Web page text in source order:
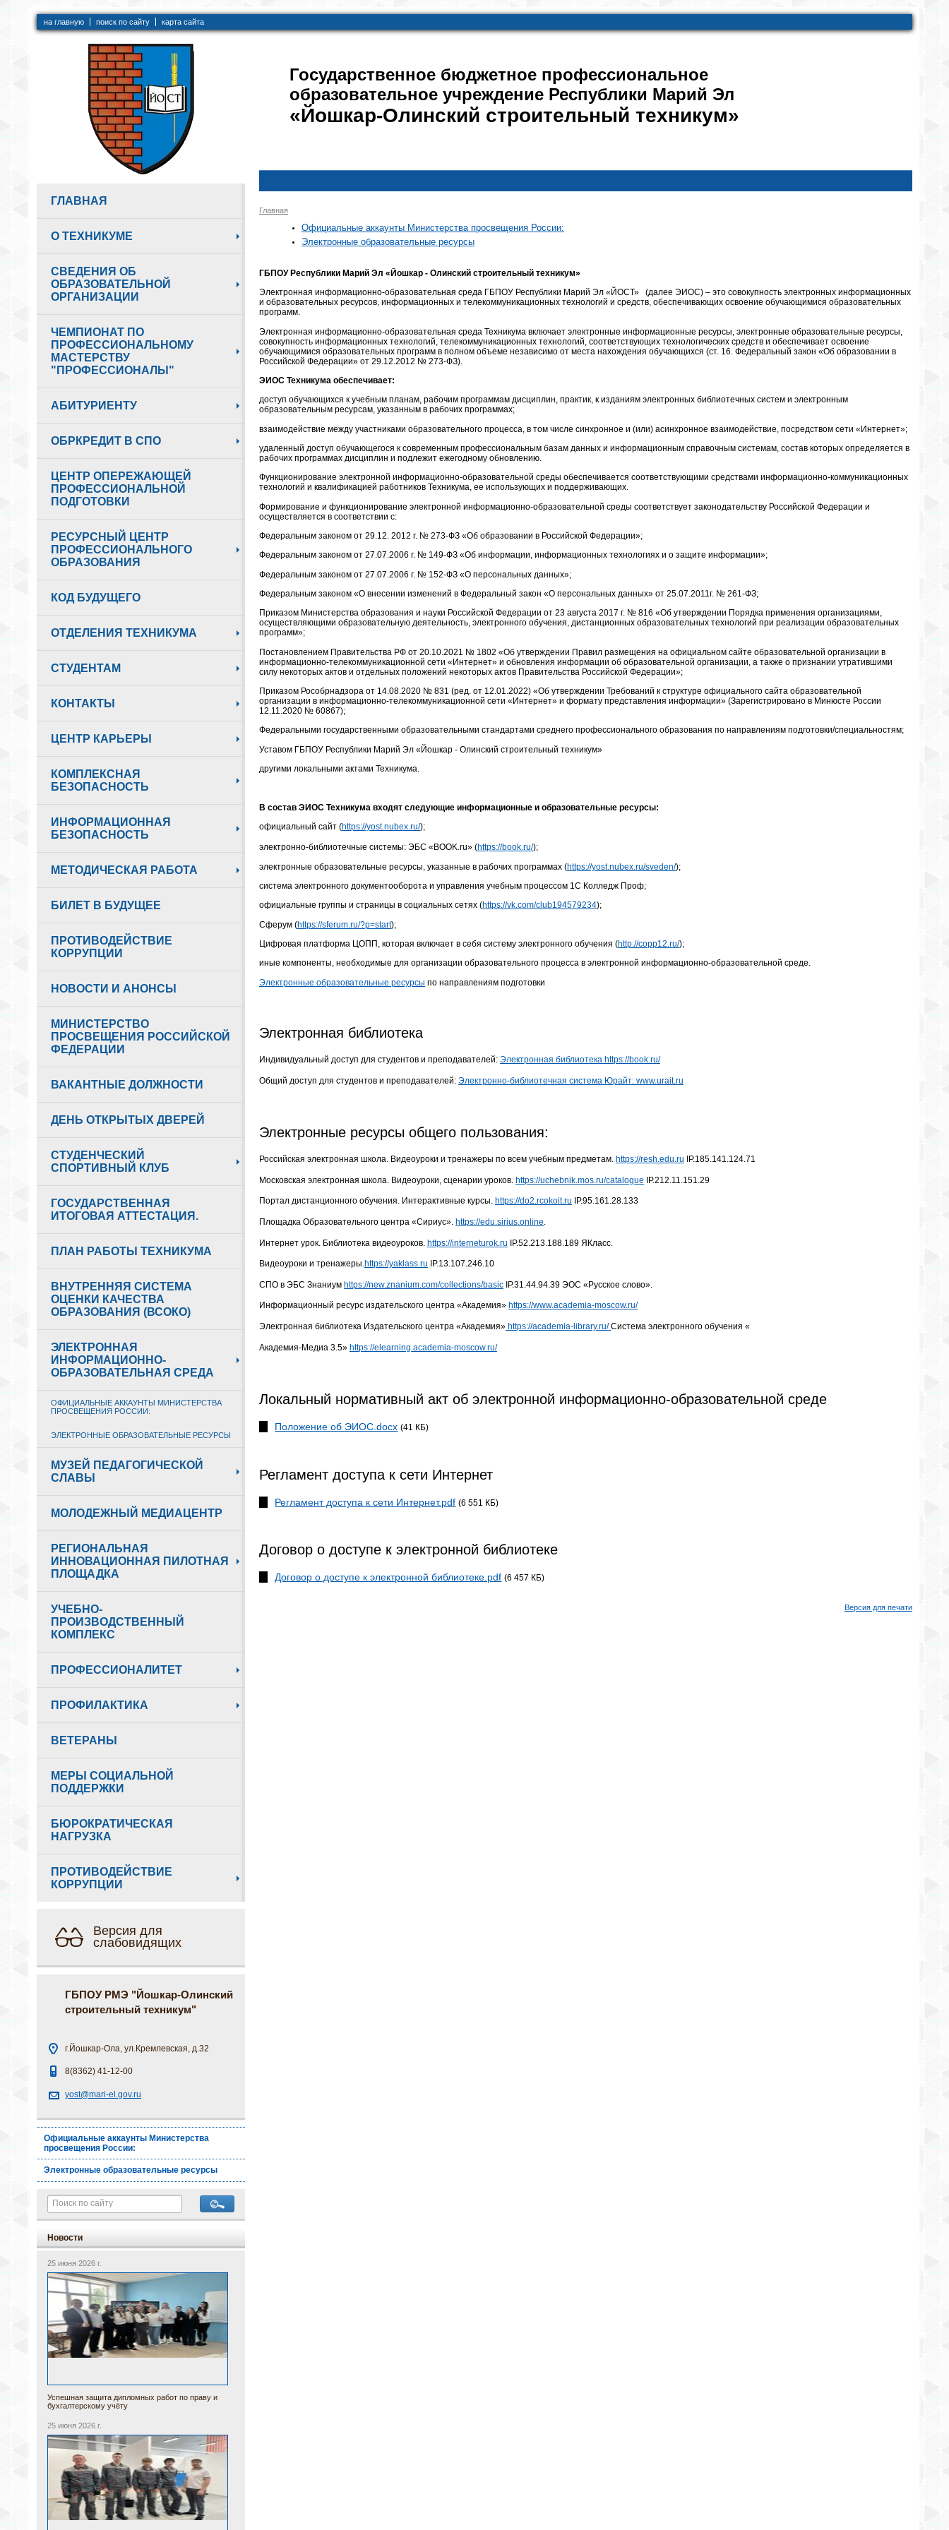
на главную поиск по сайту карта сайта
ГЛАВНАЯ
О ТЕХНИКУМЕ
СВЕДЕНИЯ ОБ
ОБРАЗОВАТЕЛЬНОЙ
ОРГАНИЗАЦИИ
ЧЕМПИОНАТ ПО
ПРОФЕССИОНАЛЬНОМУ
МАСТЕРСТВУ
"ПРОФЕССИОНАЛЫ"
АБИТУРИЕНТУ
ОБРКРЕДИТ В СПО
ЦЕНТР ОПЕРЕЖАЮЩЕЙ
ПРОФЕССИОНАЛЬНОЙ
ПОДГОТОВКИ
РЕСУРСНЫЙ ЦЕНТР
ПРОФЕССИОНАЛЬНОГО
ОБРАЗОВАНИЯ
КОД БУДУЩЕГО
ОТДЕЛЕНИЯ ТЕХНИКУМА
СТУДЕНТАМ
КОНТАКТЫ
ЦЕНТР КАРЬЕРЫ
КОМПЛЕКСНАЯ
БЕЗОПАСНОСТЬ
ИНФОРМАЦИОННАЯ
БЕЗОПАСНОСТЬ
МЕТОДИЧЕСКАЯ РАБОТА
БИЛЕТ В БУДУЩЕЕ
ПРОТИВОДЕЙСТВИЕ
КОРРУПЦИИ
НОВОСТИ И АНОНСЫ
МИНИСТЕРСТВО
ПРОСВЕЩЕНИЯ РОССИЙСКОЙ
ФЕДЕРАЦИИ
ВАКАНТНЫЕ ДОЛЖНОСТИ
ДЕНЬ ОТКРЫТЫХ ДВЕРЕЙ
СТУДЕНЧЕСКИЙ
СПОРТИВНЫЙ КЛУБ
ГОСУДАРСТВЕННАЯ
ИТОГОВАЯ АТТЕСТАЦИЯ.
ПЛАН РАБОТЫ ТЕХНИКУМА
ВНУТРЕННЯЯ СИСТЕМА
ОЦЕНКИ КАЧЕСТВА
ОБРАЗОВАНИЯ (ВСОКО)
ЭЛЕКТРОННАЯ
ИНФОРМАЦИОННО-
ОБРАЗОВАТЕЛЬНАЯ СРЕДА
ОФИЦИАЛЬНЫЕ АККАУНТЫ МИНИСТЕРСТВА
ПРОСВЕЩЕНИЯ РОССИИ:
ЭЛЕКТРОННЫЕ ОБРАЗОВАТЕЛЬНЫЕ РЕСУРСЫ
МУЗЕЙ ПЕДАГОГИЧЕСКОЙ
СЛАВЫ
МОЛОДЕЖНЫЙ МЕДИАЦЕНТР
РЕГИОНАЛЬНАЯ
ИННОВАЦИОННАЯ ПИЛОТНАЯ
ПЛОЩАДКА
УЧЕБНО-
ПРОИЗВОДСТВЕННЫЙ
КОМПЛЕКС
ПРОФЕССИОНАЛИТЕТ
ПРОФИЛАКТИКА
ВЕТЕРАНЫ
МЕРЫ СОЦИАЛЬНОЙ
ПОДДЕРЖКИ
БЮРОКРАТИЧЕСКАЯ
НАГРУЗКА
ПРОТИВОДЕЙСТВИЕ
КОРРУПЦИИ
Версия для
слабовидящих
ГБПОУ РМЭ "Йошкар-Олинский
строительный техникум"
г.Йошкар-Ола, ул.Кремлевская, д.32
8(8362) 41-12-00
yost@mari-el.gov.ru
Официальные аккаунты Министерства
просвещения России:
Электронные образовательные ресурсы
Новости
25 июня 2026 г.
Успешная защита дипломных работ по праву и
бухгалтерскому учёту
25 июня 2026 г.
Государственное бюджетное профессиональное
образовательное учреждение Республики Марий Эл
«Йошкар-Олинский строительный техникум»
Главная
Официальные аккаунты Министерства просвещения России:
Электронные образовательные ресурсы
ГБПОУ Республики Марий Эл «Йошкар - Олинский строительный техникум»
Электронная информационно-образовательная среда ГБПОУ Республики Марий Эл «ЙОСТ» (далее ЭИОС) – это совокупность электронных информационных
и образовательных ресурсов, информационных и телекоммуникационных технологий и средств, обеспечивающих освоение обучающимися образовательных
программ.
Электронная информационно-образовательная среда Техникума включает электронные информационные ресурсы, электронные образовательные ресурсы,
совокупность информационных технологий, телекоммуникационных технологий, соответствующих технологических средств и обеспечивает освоение
обучающимися образовательных программ в полном объеме независимо от места нахождения обучающихся (ст. 16. Федеральный закон «Об образовании в
Российской Федерации» от 29.12.2012 № 273-ФЗ).
ЭИОС Техникума обеспечивает:
доступ обучающихся к учебным планам, рабочим программам дисциплин, практик, к изданиям электронных библиотечных систем и электронным
образовательным ресурсам, указанным в рабочих программах;
взаимодействие между участниками образовательного процесса, в том числе синхронное и (или) асинхронное взаимодействие, посредством сети «Интернет»;
удаленный доступ обучающегося к современным профессиональным базам данных и информационным справочным системам, состав которых определяется в
рабочих программах дисциплин и подлежит ежегодному обновлению.
Функционирование электронной информационно-образовательной среды обеспечивается соответствующими средствами информационно-коммуникационных
технологий и квалификацией работников Техникума, ее использующих и поддерживающих.
Формирование и функционирование электронной информационно-образовательной среды соответствует законодательству Российской Федерации и
осуществляется в соответствии с:
Федеральным законом от 29.12. 2012 г. № 273-ФЗ «Об образовании в Российской Федерации»;
Федеральным законом от 27.07.2006 г. № 149-ФЗ «Об информации, информационных технологиях и о защите информации»;
Федеральным законом от 27.07.2006 г. № 152-ФЗ «О персональных данных»;
Федеральным законом «О внесении изменений в Федеральный закон «О персональных данных» от 25.07.2011г. № 261-ФЗ;
Приказом Министерства образования и науки Российской Федерации от 23 августа 2017 г. № 816 «Об утверждении Порядка применения организациями,
осуществляющими образовательную деятельность, электронного обучения, дистанционных образовательных технологий при реализации образовательных
программ»;
Постановлением Правительства РФ от 20.10.2021 № 1802 «Об утверждении Правил размещения на официальном сайте образовательной организации в
информационно-телекоммуникационной сети «Интернет» и обновления информации об образовательной организации, а также о признании утратившими
силу некоторых актов и отдельных положений некоторых актов Правительства Российской Федерации»;
Приказом Рособрнадзора от 14.08.2020 № 831 (ред. от 12.01.2022) «Об утверждении Требований к структуре официального сайта образовательной
организации в информационно-телекоммуникационной сети «Интернет» и формату представления информации» (Зарегистрировано в Минюсте России
12.11.2020 № 60867);
Федеральными государственными образовательными стандартами среднего профессионального образования по направлениям подготовки/специальностям;
Уставом ГБПОУ Республики Марий Эл «Йошкар - Олинский строительный техникум»
другими локальными актами Техникума.
В состав ЭИОС Техникума входят следующие информационные и образовательные ресурсы:
официальный сайт (https://yost.nubex.ru/);
электронно-библиотечные системы: ЭБС «BOOK.ru» (https://book.ru/);
электронные образовательные ресурсы, указанные в рабочих программах (https://yost.nubex.ru/sveden/);
система электронного документооборота и управления учебным процессом 1С Колледж Проф;
официальные группы и страницы в социальных сетях (https://vk.com/club194579234);
Сферум (https://sferum.ru/?p=start);
Цифровая платформа ЦОПП, которая включает в себя систему электронного обучения (http://copp12.ru/);
иные компоненты, необходимые для организации образовательного процесса в электронной информационно-образовательной среде.
Электронные образовательные ресурсы по направлениям подготовки
Электронная библиотека
Индивидуальный доступ для студентов и преподавателей: Электронная библиотека https://book.ru/
Общий доступ для студентов и преподавателей: Электронно-библиотечная система Юрайт: www.urait.ru
Электронные ресурсы общего пользования:
Российская электронная школа. Видеоуроки и тренажеры по всем учебным предметам. https://resh.edu.ru IP.185.141.124.71
Московская электронная школа. Видеоуроки, сценарии уроков. https://uchebnik.mos.ru/catalogue IP.212.11.151.29
Портал дистанционного обучения. Интерактивные курсы. https://do2.rcokoit.ru IP.95.161.28.133
Площадка Образовательного центра «Сириус». https://edu.sirius.online.
Интернет урок. Библиотека видеоуроков. https://interneturok.ru IP.52.213.188.189 ЯКласс.
Видеоуроки и тренажеры.https://yaklass.ru IP.13.107.246.10
СПО в ЭБС Знаниум https://new.znanium.com/collections/basic IP.31.44.94.39 ЭОС «Русское слово».
Информационный ресурс издательского центра «Академия» https://www.academia-moscow.ru/
Электронная библиотека Издательского центра «Академия» https://academia-library.ru/Система электронного обучения «
Академия-Медиа 3.5» https://elearning.academia-moscow.ru/
Локальный нормативный акт об электронной информационно-образовательной среде
Положение об ЭИОС.docx (41 КБ)
Регламент доступа к сети Интернет
Регламент доступа к сети Интернет.pdf (6 551 КБ)
Договор о доступе к электронной библиотеке
Договор о доступе к электронной библиотеке.pdf (6 457 КБ)
Версия для печати